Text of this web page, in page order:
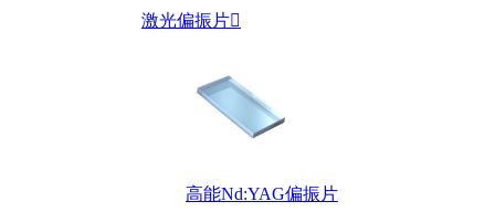
激光偏振片
高能Nd:YAG偏振片